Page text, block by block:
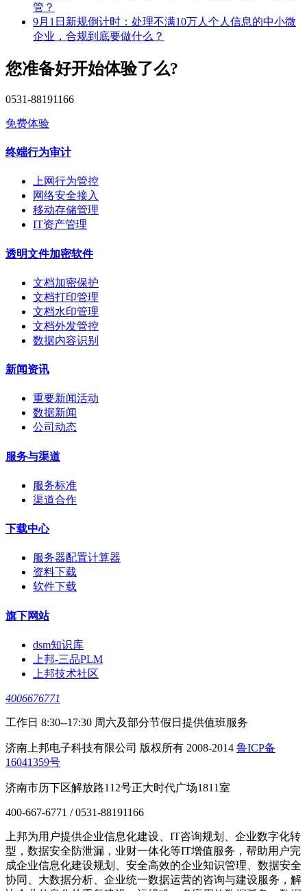
管？
9月1日新规倒计时：处理不满10万人个人信息的中小微
企业，合规到底要做什么？
您准备好开始体验了么?
0531-88191166
免费体验
终端行为审计
上网行为管控
网络安全接入
移动存储管理
IT资产管理
透明文件加密软件
文档加密保护
文档打印管理
文档水印管理
文档外发管控
数据内容识别
新闻资讯
重要新闻活动
数据新闻
公司动态
服务与渠道
服务标准
渠道合作
下载中心
服务器配置计算器
资料下载
软件下载
旗下网站
dsm知识库
上邦-三品PLM
上邦技术社区
4006676771
工作日 8:30--17:30 周六及部分节假日提供值班服务
济南上邦电子科技有限公司 版权所有 2008-2014 鲁ICP备
16041359号
济南市历下区解放路112号正大时代广场1811室
400-667-6771 / 0531-88191166
上邦为用户提供企业信息化建设、IT咨询规划、企业数字化转
型，数据安全防泄漏，业财一体化等IT增值服务，帮助用户完
成企业信息化建设规划、安全高效的企业知识管理、数据安全
协同、大数据分析、企业统一数据运营的咨询与建设服务，解